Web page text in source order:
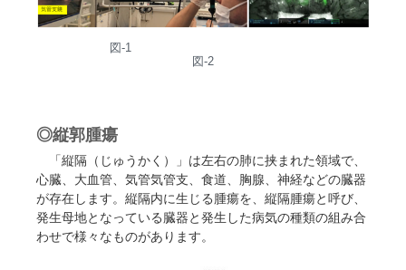
図-1
図-2
◎縦郭腫瘍
「縦隔（じゅうかく）」は左右の肺に挟まれた領域で、
心臓、大血管、気管気管支、食道、胸腺、神経などの臓器
が存在します。縦隔内に生じる腫瘍を、縦隔腫瘍と呼び、
発生母地となっている臓器と発生した病気の種類の組み合
わせで様々なものがあります。